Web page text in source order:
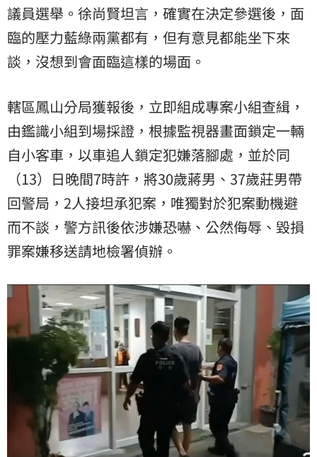
議員選舉。徐尚賢坦言，確實在決定參選後，面
臨的壓力藍綠兩黨都有，但有意見都能坐下來
談，沒想到會面臨這樣的場面。
轄區鳳山分局獲報後，立即組成專案小組查緝，
由鑑識小組到場採證，根據監視器畫面鎖定一輛
自小客車，以車追人鎖定犯嫌落腳處，並於同
（13）日晚間7時許，將30歲蔣男、37歲莊男帶
回警局，2人接坦承犯案，唯獨對於犯案動機避
而不談，警方訊後依涉嫌恐嚇、公然侮辱、毀損
罪案嫌移送請地檢署偵辦。